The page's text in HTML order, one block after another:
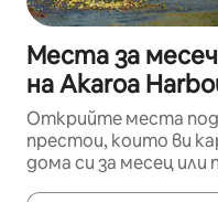
Места за
на Akaroa
Открийте места под
престои, които ви
дома си за месец или